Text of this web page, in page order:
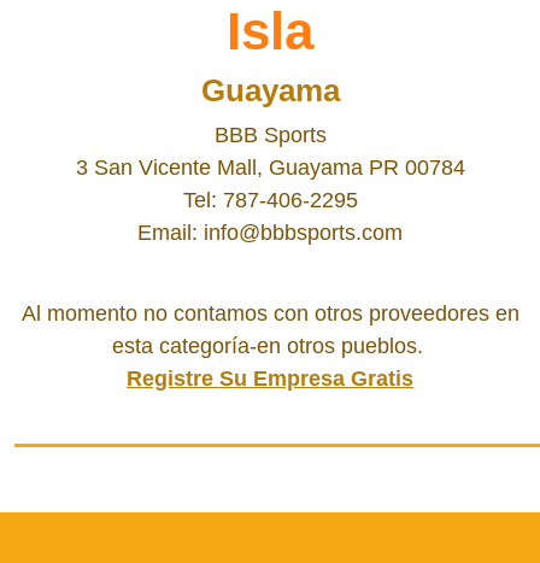
Isla
Guayama
BBB Sports
3 San Vicente Mall, Guayama PR 00784
Tel: 787-406-2295
Email: info@bbbsports.com
Al momento no contamos con otros proveedores en
esta categoría-en otros pueblos.
Registre Su Empresa Gratis